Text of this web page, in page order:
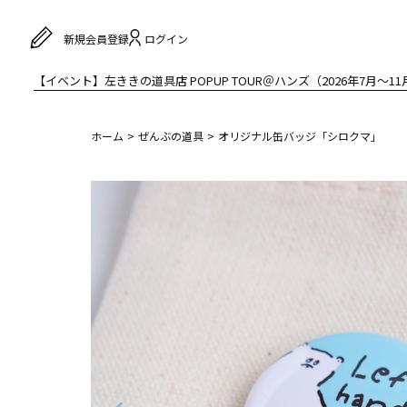
新規会員登録 ログイン
【イベント】左ききの道具店 POPUP TOUR＠ハンズ（2026年7月〜11
ホーム ぜんぶの道具 オリジナル缶バッジ「シロクマ」